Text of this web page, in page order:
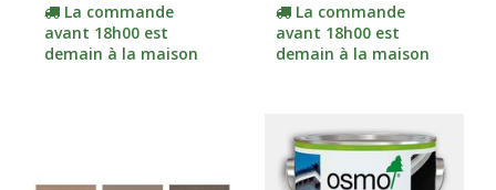
La commande
avant 18h00 est
demain à la maison
La commande
avant 18h00 est
demain à la maison